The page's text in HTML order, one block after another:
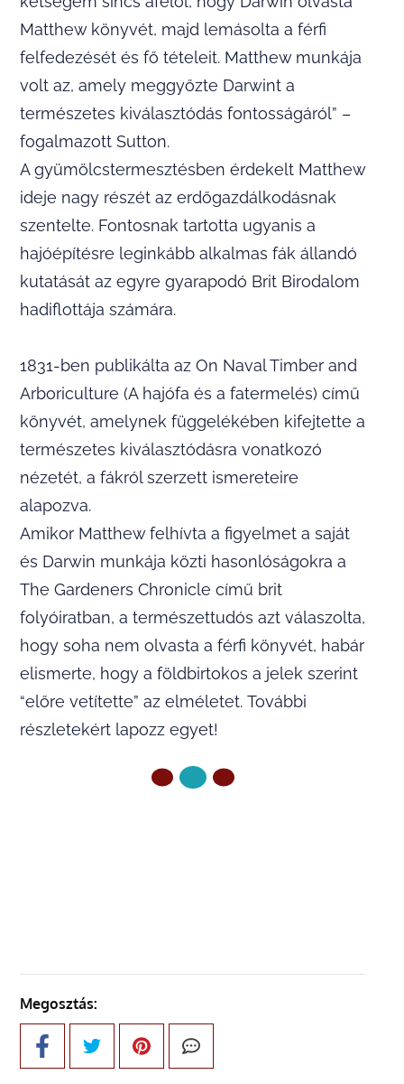
Matthew könyvét, majd lemásolta a férfi
felfedezését és fő tételeit. Matthew munkája
volt az, amely meggyőzte Darwint a
természetes kiválasztódás fontosságáról” –
fogalmazott Sutton.
A gyümölcstermesztésben érdekelt Matthew
ideje nagy részét az erdőgazdálkodásnak
szentelte. Fontosnak tartotta ugyanis a
hajóépítésre leginkább alkalmas fák állandó
kutatását az egyre gyarapodó Brit Birodalom
hadiflottája számára.
1831-ben publikálta az On Naval Timber and
Arboriculture (A hajófa és a fatermelés) című
könyvét, amelynek függelékében kifejtette a
természetes kiválasztódásra vonatkozó
nézetét, a fákról szerzett ismereteire
alapozva.
Amikor Matthew felhívta a figyelmet a saját
és Darwin munkája közti hasonlóságokra a
The Gardeners Chronicle című brit
folyóiratban, a természettudós azt válaszolta,
hogy soha nem olvasta a férfi könyvét, habár
elismerte, hogy a földbirtokos a jelek szerint
“előre vetítette” az elméletet. További
részletekért lapozz egyet!
Megosztás: